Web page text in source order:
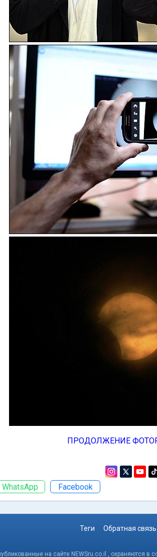
ПРОДОЛЖЕНИЕ
WhatsApp Facebook
Теги Обратная связь
на сайте NEWSru.co.il , охраняются в